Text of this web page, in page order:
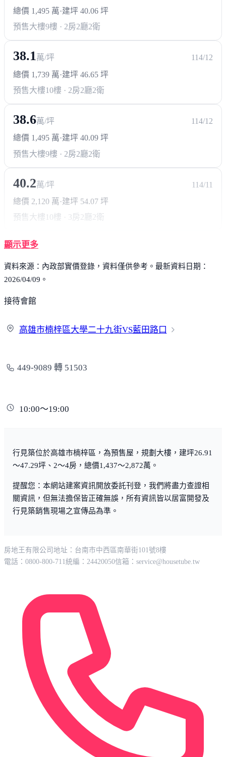
總價 1,495 萬·建坪 40.06 坪
預售大樓9樓 · 2房2廳2衛
38.1萬/坪
114/12
總價 1,739 萬·建坪 46.65 坪
預售大樓10樓 · 2房2廳2衛
38.6萬/坪
114/12
總價 1,495 萬·建坪 40.09 坪
預售大樓9樓 · 2房2廳2衛
40.2萬/坪
114/11
總價 2,120 萬 ·建坪 54.07 坪
預售大樓 10樓 · 3房2廳2衛
顯示更多
資料來源：內政部實價登錄，資料僅供參考。最新資料日期：
2026/04/09。
接待會館
高雄市楠梓區大學二十九街VS藍田路口
449-9089 轉 51503
10:00～19:00
行見築位於高雄市楠梓區，為預售屋，規劃大樓，建坪26.91
～47.29坪、2～4房，總價1,437～2,872萬。
提醒您：本網站建案資訊開放委託刊登，我們將盡力查證相
關資訊，但無法擔保皆正確無誤，所有資訊皆以居富開發及
行見築銷售現場之宣傳品為準。
房地王有限公司 地址：台南市中西區南華街101號8樓
電話：0800-800-711 統編：24420050信箱： service@housetube.tw